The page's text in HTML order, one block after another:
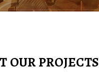
OUR PROJECTS